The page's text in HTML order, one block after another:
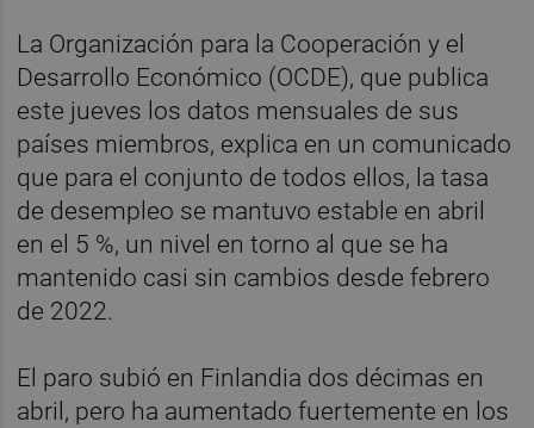
La Organización para la Cooperación y el
Desarrollo Económico (OCDE), que publica
este jueves los datos mensuales de sus
países miembros, explica en un comunicado
que para el conjunto de todos ellos, la tasa
de desempleo se mantuvo estable en abril
en el 5 %, un nivel en torno al que se ha
mantenido casi sin cambios desde febrero
de 2022.
El paro subió en Finlandia dos décimas en
abril, pero ha aumentado fuertemente en los